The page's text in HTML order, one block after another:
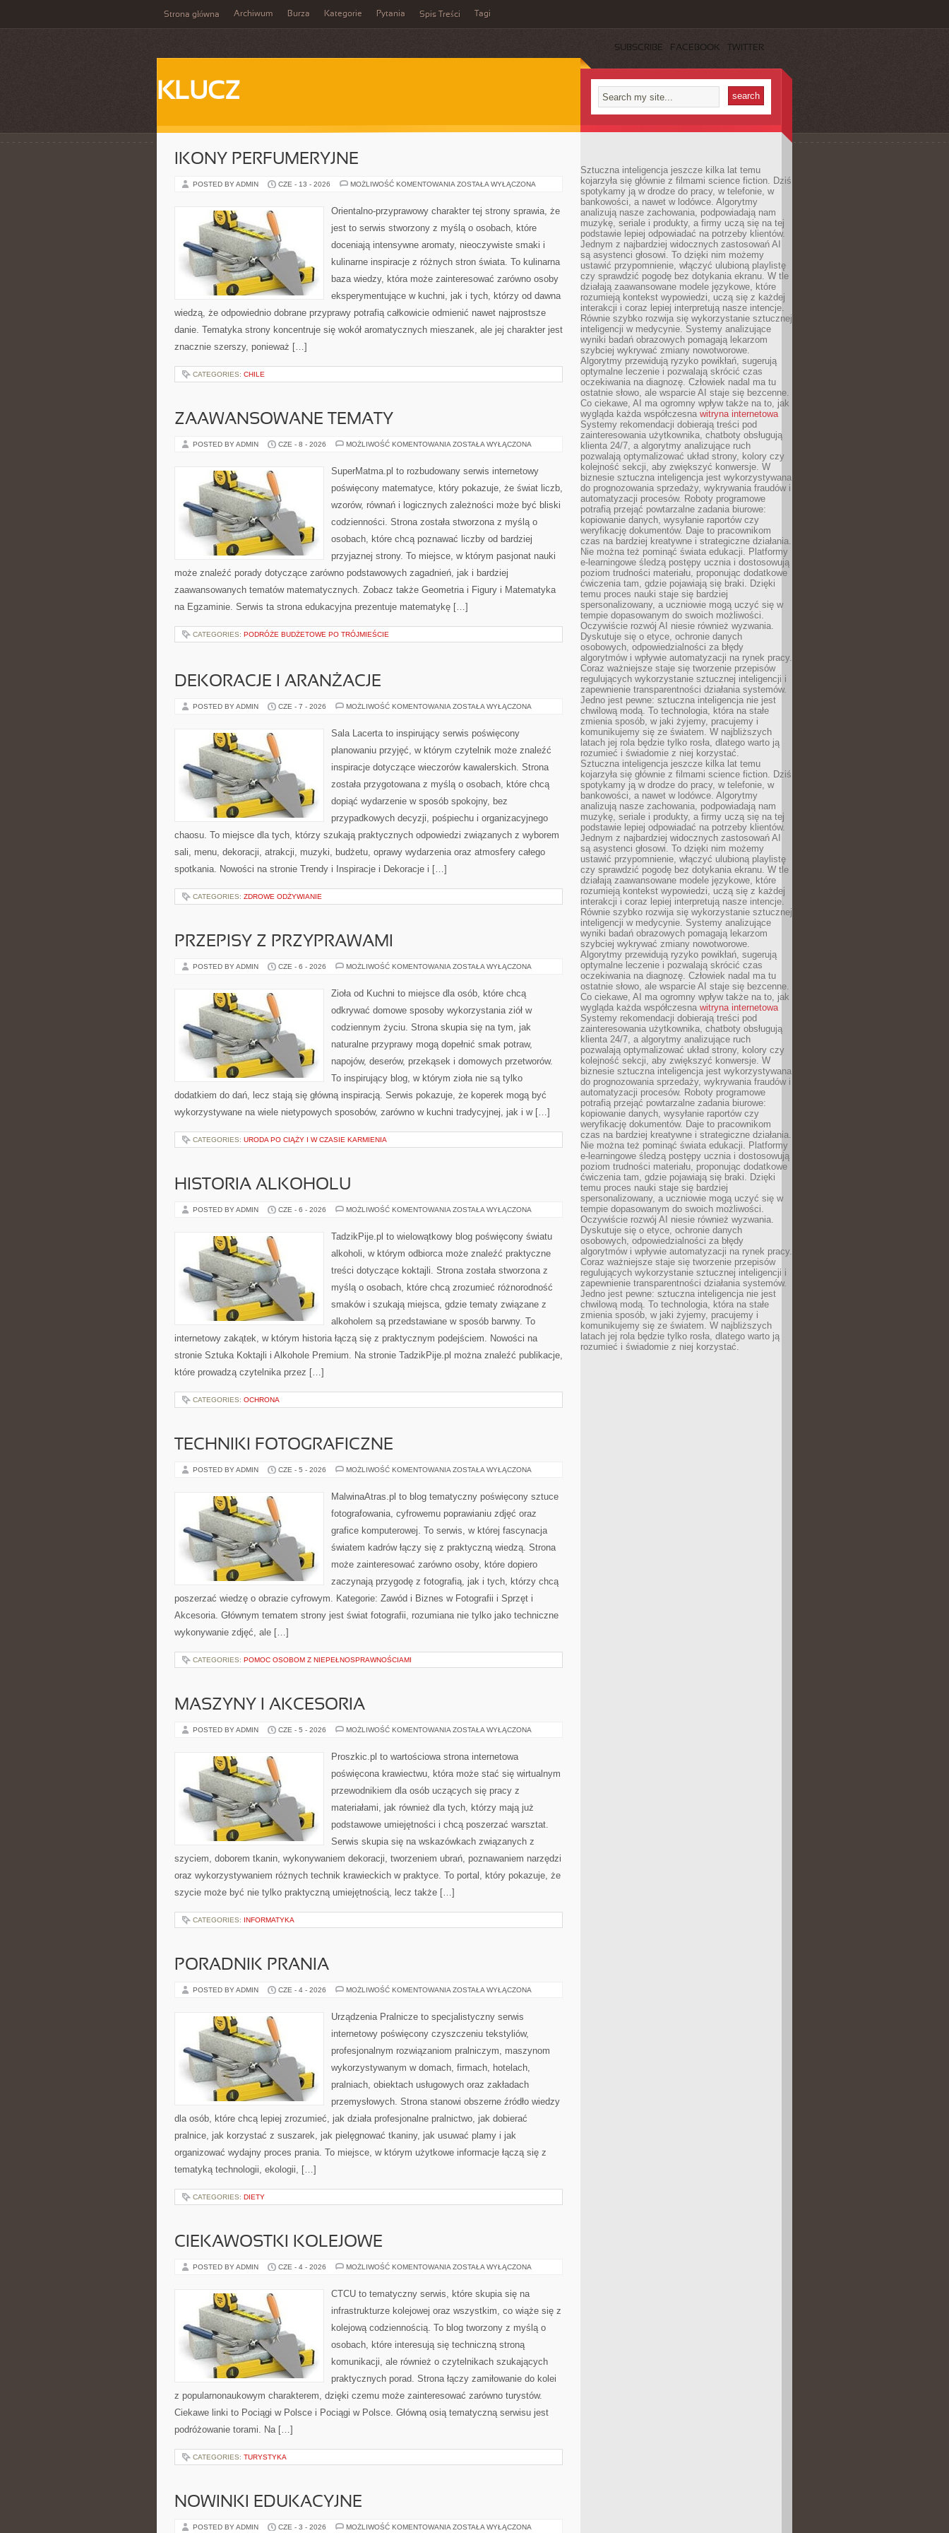
Strona główna Archiwum Burza Kategorie Pytania Spis Treści Tagi
SUBSCRIBE FACEBOOK TWITTER
KLUCZ
IKONY PERFUMERYJNE
POSTED BY ADMIN CZE - 13 - 2026 MOŻLIWOŚĆ KOMENTOWANIA IKONY
ZOSTAŁA WYŁĄCZONA
Orientalno-przyprawowy charakter tej strony sprawia, że
jest to serwis stworzony z myślą o osobach, które
doceniają intensywne aromaty, nieoczywiste smaki i
kulinarne inspiracje z różnych stron świata. To kulinarna
baza wiedzy, która może zainteresować zarówno osoby
eksperymentujące w kuchni, jak i tych, którzy od dawna
wiedzą, że odpowiednio dobrane przyprawy potrafią całkowicie odmienić nawet najprostsze
danie. Tematyka strony koncentruje się wokół aromatycznych mieszanek, ale jej charakter jest
znacznie szerszy, ponieważ […]
CATEGORIES: CHILE
ZAAWANSOWANE TEMATY
POSTED BY ADMIN CZE - 8 - 2026 MOŻLIWOŚĆ KOMENTOWANIA ZAAWANSOWANE
ZOSTAŁA WYŁĄCZONA
SuperMatma.pl to rozbudowany serwis internetowy
poświęcony matematyce, który pokazuje, że świat liczb,
wzorów, równań i logicznych zależności może być bliski
codzienności. Strona została stworzona z myślą o
osobach, które chcą poznawać liczby od bardziej
przyjaznej strony. To miejsce, w którym pasjonat nauki
może znaleźć porady dotyczące zarówno podstawowych zagadnień, jak i bardziej
zaawansowanych tematów matematycznych. Zobacz także Geometria i Figury i Matematyka
na Egzaminie. Serwis ta strona edukacyjna prezentuje matematykę […]
CATEGORIES: PODRÓŻE BUDŻETOWE PO TRÓJMIEŚCIE
DEKORACJE I ARANŻACJE
POSTED BY ADMIN CZE - 7 - 2026 MOŻLIWOŚĆ KOMENTOWANIA DEKORACJE
ZOSTAŁA WYŁĄCZONA
Sala Lacerta to inspirujący serwis poświęcony
planowaniu przyjęć, w którym czytelnik może znaleźć
inspiracje dotyczące wieczorów kawalerskich. Strona
została przygotowana z myślą o osobach, które chcą
dopiąć wydarzenie w sposób spokojny, bez
przypadkowych decyzji, pośpiechu i organizacyjnego
chaosu. To miejsce dla tych, którzy szukają praktycznych odpowiedzi związanych z wyborem
sali, menu, dekoracji, atrakcji, muzyki, budżetu, oprawy wydarzenia oraz atmosfery całego
spotkania. Nowości na stronie Trendy i Inspiracje i Dekoracje i […]
CATEGORIES: ZDROWE ODŻYWIANIE
PRZEPISY Z PRZYPRAWAMI
POSTED BY ADMIN CZE - 6 - 2026 MOŻLIWOŚĆ KOMENTOWANIA PRZEPISY
ZOSTAŁA WYŁĄCZONA
Zioła od Kuchni to miejsce dla osób, które chcą
odkrywać domowe sposoby wykorzystania ziół w
codziennym życiu. Strona skupia się na tym, jak
naturalne przyprawy mogą dopełnić smak potraw,
napojów, deserów, przekąsek i domowych przetworów.
To inspirujący blog, w którym zioła nie są tylko
dodatkiem do dań, lecz stają się główną inspiracją. Serwis pokazuje, że koperek mogą być
wykorzystywane na wiele nietypowych sposobów, zarówno w kuchni tradycyjnej, jak i w […]
CATEGORIES: URODA PO CIĄŻY I W CZASIE KARMIENIA
HISTORIA ALKOHOLU
POSTED BY ADMIN CZE - 6 - 2026 MOŻLIWOŚĆ KOMENTOWANIA HISTORIA
ZOSTAŁA WYŁĄCZONA
TadzikPije.pl to wielowątkowy blog poświęcony światu
alkoholi, w którym odbiorca może znaleźć praktyczne
treści dotyczące koktajli. Strona została stworzona z
myślą o osobach, które chcą zrozumieć różnorodność
smaków i szukają miejsca, gdzie tematy związane z
alkoholem są przedstawiane w sposób barwny. To
internetowy zakątek, w którym historia łączą się z praktycznym podejściem. Nowości na
stronie Sztuka Koktajli i Alkohole Premium. Na stronie TadzikPije.pl można znaleźć publikacje,
które prowadzą czytelnika przez […]
CATEGORIES: OCHRONA
TECHNIKI FOTOGRAFICZNE
POSTED BY ADMIN CZE - 5 - 2026 MOŻLIWOŚĆ KOMENTOWANIA TECHNIKI
ZOSTAŁA WYŁĄCZONA
MalwinaAtras.pl to blog tematyczny poświęcony sztuce
fotografowania, cyfrowemu poprawianiu zdjęć oraz
grafice komputerowej. To serwis, w której fascynacja
światem kadrów łączy się z praktyczną wiedzą. Strona
może zainteresować zarówno osoby, które dopiero
zaczynają przygodę z fotografią, jak i tych, którzy chcą
poszerzać wiedzę o obrazie cyfrowym. Kategorie: Zawód i Biznes w Fotografii i Sprzęt i
Akcesoria. Głównym tematem strony jest świat fotografii, rozumiana nie tylko jako techniczne
wykonywanie zdjęć, ale […]
CATEGORIES: POMOC OSOBOM Z NIEPEŁNOSPRAWNOŚCIAMI
MASZYNY I AKCESORIA
POSTED BY ADMIN CZE - 5 - 2026 MOŻLIWOŚĆ KOMENTOWANIA MASZYNY
ZOSTAŁA WYŁĄCZONA
Proszkic.pl to wartościowa strona internetowa
poświęcona krawiectwu, która może stać się wirtualnym
przewodnikiem dla osób uczących się pracy z
materiałami, jak również dla tych, którzy mają już
podstawowe umiejętności i chcą poszerzać warsztat.
Serwis skupia się na wskazówkach związanych z
szyciem, doborem tkanin, wykonywaniem dekoracji, tworzeniem ubrań, poznawaniem narzędzi
oraz wykorzystywaniem różnych technik krawieckich w praktyce. To portal, który pokazuje, że
szycie może być nie tylko praktyczną umiejętnością, lecz także […]
CATEGORIES: INFORMATYKA
PORADNIK PRANIA
POSTED BY ADMIN CZE - 4 - 2026 MOŻLIWOŚĆ KOMENTOWANIA PORADNIK
ZOSTAŁA WYŁĄCZONA
Urządzenia Pralnicze to specjalistyczny serwis
internetowy poświęcony czyszczeniu tekstyliów,
profesjonalnym rozwiązaniom pralniczym, maszynom
wykorzystywanym w domach, firmach, hotelach,
pralniach, obiektach usługowych oraz zakładach
przemysłowych. Strona stanowi obszerne źródło wiedzy
dla osób, które chcą lepiej zrozumieć, jak działa profesjonalne pralnictwo, jak dobierać
pralnice, jak korzystać z suszarek, jak pielęgnować tkaniny, jak usuwać plamy i jak
organizować wydajny proces prania. To miejsce, w którym użytkowe informacje łączą się z
tematyką technologii, ekologii, […]
CATEGORIES: DIETY
CIEKAWOSTKI KOLEJOWE
POSTED BY ADMIN CZE - 4 - 2026 MOŻLIWOŚĆ KOMENTOWANIA CIEKAWOSTKI
ZOSTAŁA WYŁĄCZONA
CTCU to tematyczny serwis, które skupia się na
infrastrukturze kolejowej oraz wszystkim, co wiąże się z
kolejową codziennością. To blog tworzony z myślą o
osobach, które interesują się techniczną stroną
komunikacji, ale również o czytelnikach szukających
praktycznych porad. Strona łączy zamiłowanie do kolei
z popularnonaukowym charakterem, dzięki czemu może zainteresować zarówno turystów.
Ciekawe linki to Pociągi w Polsce i Pociągi w Polsce. Główną osią tematyczną serwisu jest
podróżowanie torami. Na […]
CATEGORIES: TURYSTYKA
NOWINKI EDUKACYJNE
POSTED BY ADMIN CZE - 3 - 2026 MOŻLIWOŚĆ KOMENTOWANIA NOWINKI
ZOSTAŁA WYŁĄCZONA
Sztuczna inteligencja jeszcze kilka lat temu
kojarzyła się głównie z filmami science fiction. Dziś
spotykamy ją w drodze do pracy, w telefonie, w
bankowości, a nawet w lodówce. Algorytmy
analizują nasze zachowania, podpowiadają nam
muzykę, seriale i produkty, a firmy uczą się na tej
podstawie lepiej odpowiadać na potrzeby klientów.
Jednym z najbardziej widocznych zastosowań AI
są asystenci głosowi. To dzięki nim możemy
ustawić przypomnienie, włączyć ulubioną playlistę
czy sprawdzić pogodę bez dotykania ekranu. W tle
działają zaawansowane modele językowe, które
rozumieją kontekst wypowiedzi, uczą się z każdej
interakcji i coraz lepiej interpretują nasze intencje.
Równie szybko rozwija się wykorzystanie sztucznej
inteligencji w medycynie. Systemy analizujące
wyniki badań obrazowych pomagają lekarzom
szybciej wykrywać zmiany nowotworowe.
Algorytmy przewidują ryzyko powikłań, sugerują
optymalne leczenie i pozwalają skrócić czas
oczekiwania na diagnozę. Człowiek nadal ma tu
ostatnie słowo, ale wsparcie AI staje się bezcenne.
Co ciekawe, AI ma ogromny wpływ także na to, jak
wygląda każda współczesna witryna internetowa
Systemy rekomendacji dobierają treści pod
zainteresowania użytkownika, chatboty obsługują
klienta 24/7, a algorytmy analizujące ruch
pozwalają optymalizować układ strony, kolory czy
kolejność sekcji, aby zwiększyć konwersje. W
biznesie sztuczna inteligencja jest wykorzystywana
do prognozowania sprzedaży, wykrywania fraudów i
automatyzacji procesów. Roboty programowe
potrafią przejąć powtarzalne zadania biurowe:
kopiowanie danych, wysyłanie raportów czy
weryfikację dokumentów. Daje to pracownikom
czas na bardziej kreatywne i strategiczne działania.
Nie można też pominąć świata edukacji. Platformy
e-learningowe śledzą postępy ucznia i dostosowują
poziom trudności materiału, proponując dodatkowe
ćwiczenia tam, gdzie pojawiają się braki. Dzięki
temu proces nauki staje się bardziej
spersonalizowany, a uczniowie mogą uczyć się w
tempie dopasowanym do swoich możliwości.
Oczywiście rozwój AI niesie również wyzwania.
Dyskutuje się o etyce, ochronie danych
osobowych, odpowiedzialności za błędy
algorytmów i wpływie automatyzacji na rynek pracy.
Coraz ważniejsze staje się tworzenie przepisów
regulujących wykorzystanie sztucznej inteligencji i
zapewnienie transparentności działania systemów.
Jedno jest pewne: sztuczna inteligencja nie jest
chwilową modą. To technologia, która na stałe
zmienia sposób, w jaki żyjemy, pracujemy i
komunikujemy się ze światem. W najbliższych
latach jej rola będzie tylko rosła, dlatego warto ją
rozumieć i świadomie z niej korzystać.
Sztuczna inteligencja jeszcze kilka lat temu
kojarzyła się głównie z filmami science fiction. Dziś
spotykamy ją w drodze do pracy, w telefonie, w
bankowości, a nawet w lodówce. Algorytmy
analizują nasze zachowania, podpowiadają nam
muzykę, seriale i produkty, a firmy uczą się na tej
podstawie lepiej odpowiadać na potrzeby klientów.
Jednym z najbardziej widocznych zastosowań AI
są asystenci głosowi. To dzięki nim możemy
ustawić przypomnienie, włączyć ulubioną playlistę
czy sprawdzić pogodę bez dotykania ekranu. W tle
działają zaawansowane modele językowe, które
rozumieją kontekst wypowiedzi, uczą się z każdej
interakcji i coraz lepiej interpretują nasze intencje.
Równie szybko rozwija się wykorzystanie sztucznej
inteligencji w medycynie. Systemy analizujące
wyniki badań obrazowych pomagają lekarzom
szybciej wykrywać zmiany nowotworowe.
Algorytmy przewidują ryzyko powikłań, sugerują
optymalne leczenie i pozwalają skrócić czas
oczekiwania na diagnozę. Człowiek nadal ma tu
ostatnie słowo, ale wsparcie AI staje się bezcenne.
Co ciekawe, AI ma ogromny wpływ także na to, jak
wygląda każda współczesna witryna internetowa
Systemy rekomendacji dobierają treści pod
zainteresowania użytkownika, chatboty obsługują
klienta 24/7, a algorytmy analizujące ruch
pozwalają optymalizować układ strony, kolory czy
kolejność sekcji, aby zwiększyć konwersje. W
biznesie sztuczna inteligencja jest wykorzystywana
do prognozowania sprzedaży, wykrywania fraudów i
automatyzacji procesów. Roboty programowe
potrafią przejąć powtarzalne zadania biurowe:
kopiowanie danych, wysyłanie raportów czy
weryfikację dokumentów. Daje to pracownikom
czas na bardziej kreatywne i strategiczne działania.
Nie można też pominąć świata edukacji. Platformy
e-learningowe śledzą postępy ucznia i dostosowują
poziom trudności materiału, proponując dodatkowe
ćwiczenia tam, gdzie pojawiają się braki. Dzięki
temu proces nauki staje się bardziej
spersonalizowany, a uczniowie mogą uczyć się w
tempie dopasowanym do swoich możliwości.
Oczywiście rozwój AI niesie również wyzwania.
Dyskutuje się o etyce, ochronie danych
osobowych, odpowiedzialności za błędy
algorytmów i wpływie automatyzacji na rynek pracy.
Coraz ważniejsze staje się tworzenie przepisów
regulujących wykorzystanie sztucznej inteligencji i
zapewnienie transparentności działania systemów.
Jedno jest pewne: sztuczna inteligencja nie jest
chwilową modą. To technologia, która na stałe
zmienia sposób, w jaki żyjemy, pracujemy i
komunikujemy się ze światem. W najbliższych
latach jej rola będzie tylko rosła, dlatego warto ją
rozumieć i świadomie z niej korzystać.